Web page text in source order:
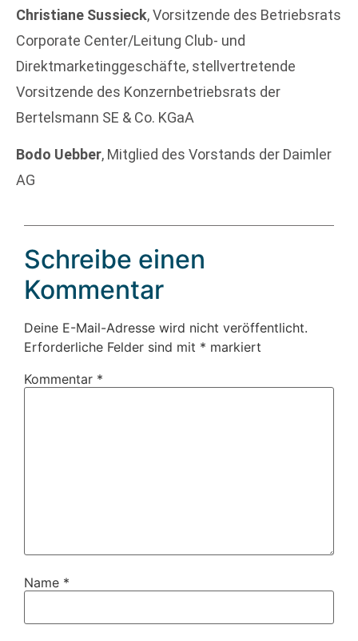
Christiane Sussieck, Vorsitzende des Betriebsrats
Corporate Center/Leitung Club- und
Direktmarketinggeschäfte, stellvertretende
Vorsitzende des Konzernbetriebsrats der
Bertelsmann SE & Co. KGaA
Bodo Uebber, Mitglied des Vorstands der Daimler
AG
Schreibe einen
Kommentar
Deine E-Mail-Adresse wird nicht veröffentlicht.
Erforderliche Felder sind mit * markiert
Kommentar *
Name *